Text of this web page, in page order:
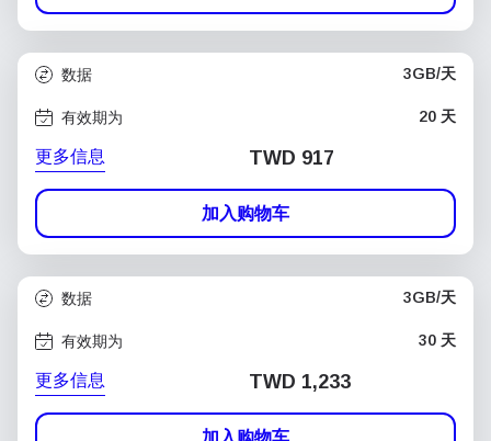
数据 3GB/天
有效期为 20 天
更多信息 TWD 917
加入购物车
数据 3GB/天
有效期为 30 天
更多信息 TWD 1,233
加入购物车